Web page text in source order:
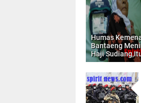
Humas
Bantaeng
Haji